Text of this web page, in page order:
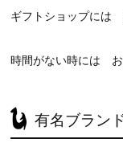
ギフトショップには
時間がない時には お
有名ブラン